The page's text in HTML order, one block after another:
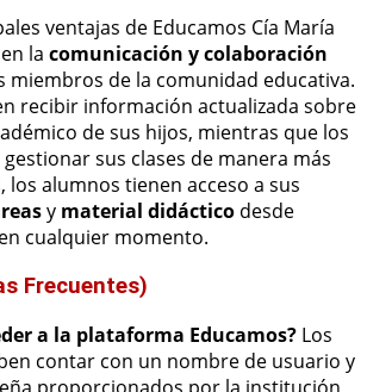
ventajas de Educamos Cía María
la comunicación y colaboración
miembros de la comunidad educativa.
recibir información actualizada sobre
de sus hijos, mientras que los
sus clases de manera más
los alumnos tienen acceso a sus
y material didáctico desde
cualquier momento.
Frecuentes)
a la plataforma Educamos? Los
contar con un nombre de usuario y